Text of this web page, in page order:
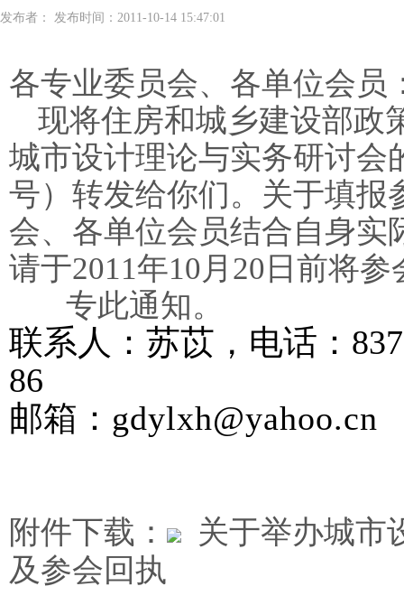
关于申报2026年度广东园林学会科学技术奖的通知
发布者： 发布时间：2011-10-14 15:47:01
各专业委员会、 各单位会员
现将住房和城乡建设部政
城市设计理论与实务研讨会
号）转发给你们。关于填报
会、各单位会员结合自身实
请于2011年10月20日前将
专此通知。
联系人：苏苡，电话：
86
邮箱： gdylxh@yahoo.cn
附件下载：
关于举办城市
及参会回执